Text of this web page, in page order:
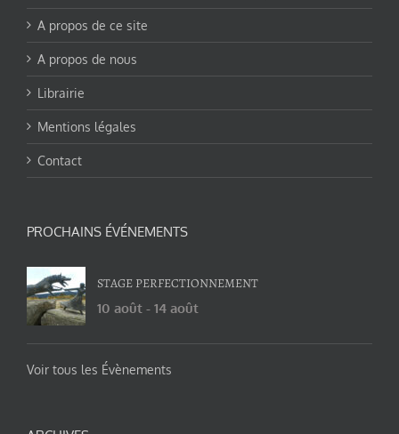
A propos de ce site
A propos de nous
Librairie
Mentions légales
Contact
PROCHAINS ÉVÉNEMENTS
STAGE PERFECTIONNEMENT
10 août - 14 août
Voir tous les Évènements